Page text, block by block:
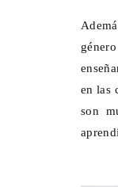
en las
son